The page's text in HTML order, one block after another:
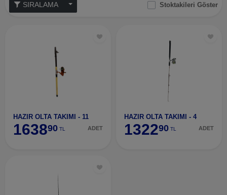
Stoktakileri Göster
HAZIR OLTA TAKIMI - 11
163890 TL ADET
HAZIR OLTA TAKIMI - 4
132290 TL ADET